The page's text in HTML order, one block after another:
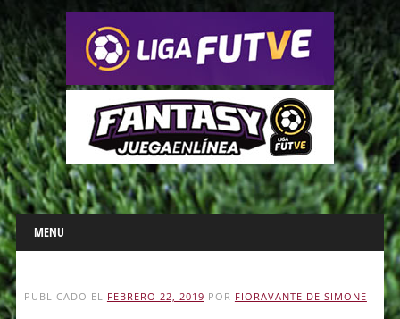
Main menu
Skip
to
content
MENU
PUBLICADO EL FEBRERO 22, 2019 POR FIORAVANTE DE SIMONE